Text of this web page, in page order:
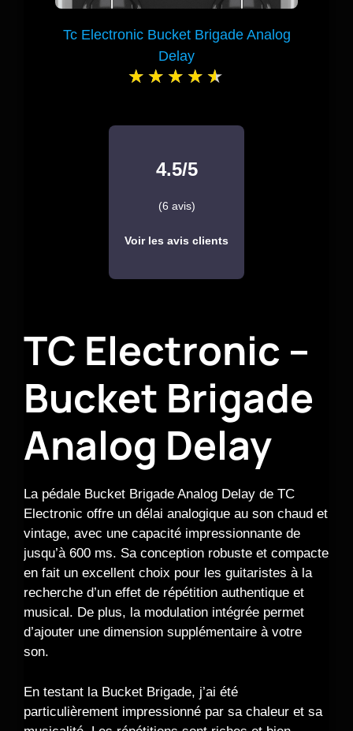
Tc Electronic Bucket Brigade Analog
Delay
4.5/5
(6 avis)
Voir les avis clients
TC Electronic –
Bucket Brigade
Analog Delay
La pédale Bucket Brigade Analog Delay de TC
Electronic offre un délai analogique au son chaud et
vintage, avec une capacité impressionnante de
jusqu’à 600 ms. Sa conception robuste et compacte
en fait un excellent choix pour les guitaristes à la
recherche d’un effet de répétition authentique et
musical. De plus, la modulation intégrée permet
d’ajouter une dimension supplémentaire à votre
son.
En testant la Bucket Brigade, j’ai été
particulièrement impressionné par sa chaleur et sa